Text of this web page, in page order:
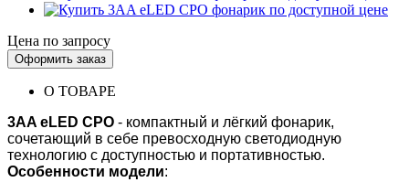
Цена по запросу
Оформить заказ
О ТОВАРЕ
3AA eLED CPO - компактный и лёгкий фонарик,
сочетающий в себе превосходную светодиодную
технологию с доступностью и портативностью.
Особенности модели: